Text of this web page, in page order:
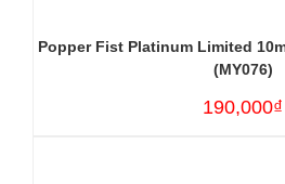
Popper Fist Platinum Limited
(MY076)
190,000₫